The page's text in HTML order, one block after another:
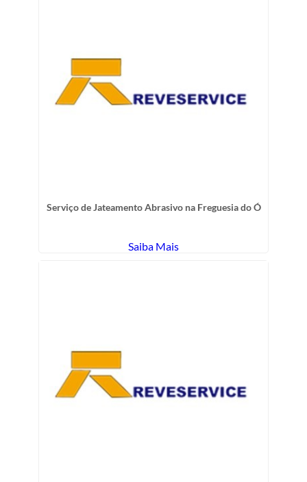
Serviço de Jateamento Abrasivo na Freguesia do Ó
Saiba Mais